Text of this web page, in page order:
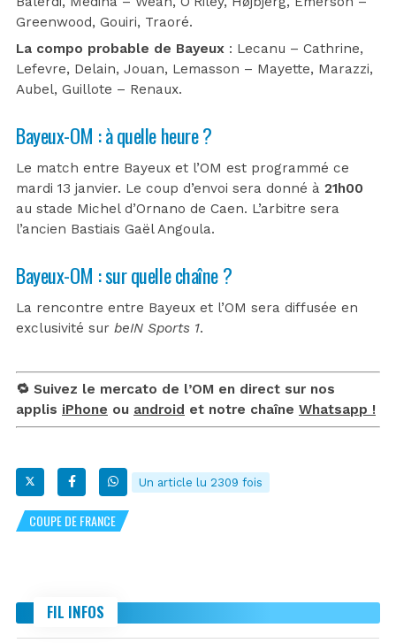
Greenwood, Gouiri, Traoré.
La compo probable de Bayeux : Lecanu – Cathrine,
Lefevre, Delain, Jouan, Lemasson – Mayette, Marazzi,
Aubel, Guillote – Renaux.
Bayeux-OM : à quelle heure ?
Le match entre Bayeux et l’OM est programmé ce
mardi 13 janvier. Le coup d’envoi sera donné à 21h00
au stade Michel d’Ornano de Caen. L’arbitre sera
l’ancien Bastiais Gaël Angoula.
Bayeux-OM : sur quelle chaîne ?
La rencontre entre Bayeux et l’OM sera diffusée en
exclusivité sur beIN Sports 1.
🔁 Suivez le mercato de l’OM en direct sur nos
applis iPhone ou android et notre chaîne Whatsapp !
Un article lu 2309 fois
COUPE DE FRANCE
FIL INFOS